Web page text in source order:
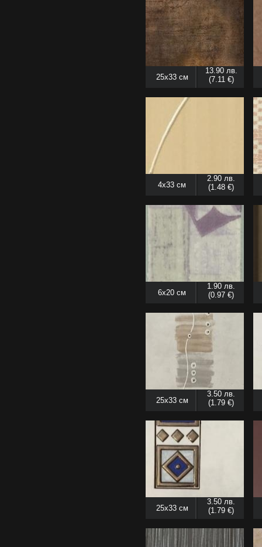
25x33 см
13.90 лв.
(7.11 €)
4x33 см
2.90 лв.
(1.48 €)
6x20 см
1.90 лв.
(0.97 €)
25x33 см
3.50 лв.
(1.79 €)
25x33 см
3.50 лв.
(1.79 €)